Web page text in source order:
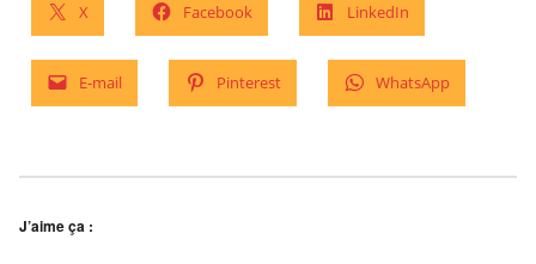
X Facebook LinkedIn
E-mail Pinterest WhatsApp
J’aime ça :